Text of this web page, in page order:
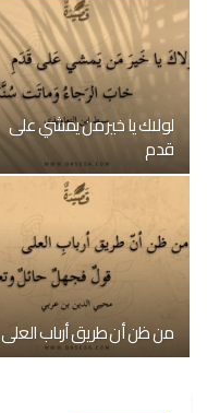
لولاك يا خير من يمشي على
قدم
من ظن أن طريق أرباب العلى